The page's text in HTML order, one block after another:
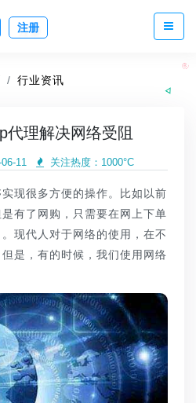
注册
行业资讯
代理解决网络受阻
11 关注热度： 1000°C
很多方便的操作。比如以前
有了网购，只需要在网上下单
现代人对于网络的使用，在不
是，有的时候，我们使用网络